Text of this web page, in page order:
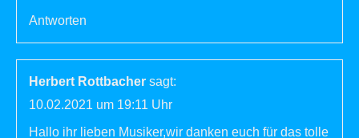
Antworten
Herbert Rottbacher sagt:
10.02.2021 um 19:11 Uhr
Hallo ihr lieben Musiker,wir danken euch für das tolle